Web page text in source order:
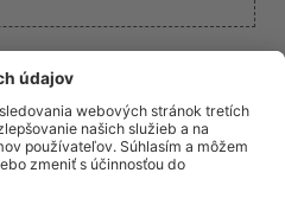
cookies
použijete jeden z našich